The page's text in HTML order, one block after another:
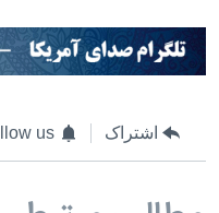
اشتراک us